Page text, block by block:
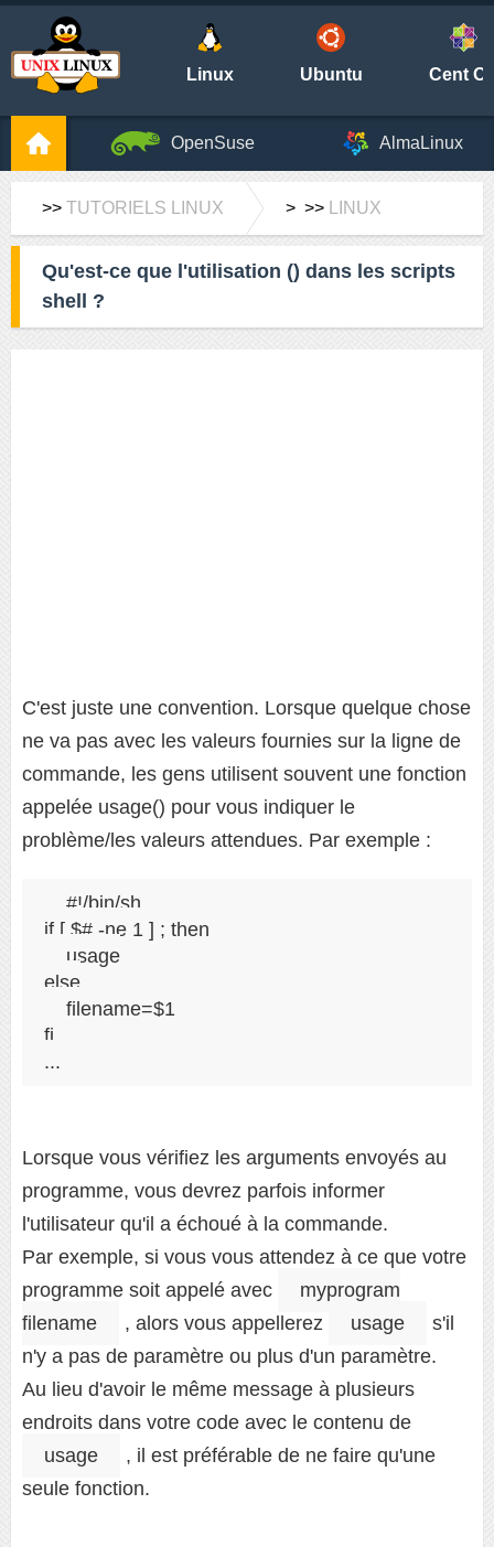
Linux Ubuntu Cent
OpenSuse AlmaLinux
>> TUTORIELS LINUX > >> LINUX
Qu'est-ce que l'utilisation () dans les scripts
shell ?
C'est juste une convention. Lorsque quelque chose
ne va pas avec les valeurs fournies sur la ligne de
commande, les gens utilisent souvent une fonction
appelée usage() pour vous indiquer le
problème/les valeurs attendues. Par exemple :
#!/bin/sh
if [ $# -ne 1 ] ; then
    usage
else
    filename=$1
fi
Lorsque vous vérifiez les arguments envoyés au
programme, vous devrez parfois informer
l'utilisateur qu'il a échoué à la commande.
Par exemple, si vous vous attendez à ce que votre
programme soit appelé avec
myprogram
filename
, alors vous appellerez usage
s'il
n'y a pas de paramètre ou plus d'un paramètre.
Au lieu d'avoir le même message à plusieurs
endroits dans votre code avec le contenu de
usage
, il est préférable de ne faire qu'une
seule fonction.